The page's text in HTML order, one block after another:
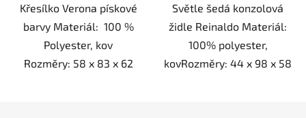
Křesílko Verona pískové
barvy Materiál: 100 %
Polyester, kov
Rozměry: 58 x 83 x 62
Světle šedá konzolová
židle Reinaldo Materiál:
100% polyester,
kovRozměry: 44 x 98 x 58